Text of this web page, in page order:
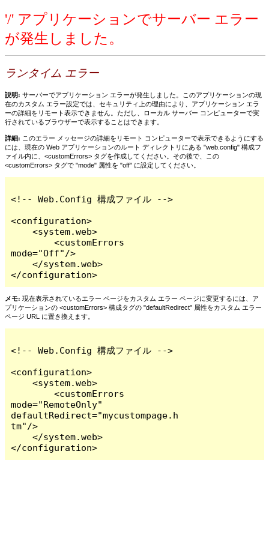
'/' アプリケーションでサーバー エラー
が発生しました。
ランタイム エラー
説明: サーバーでアプリケーション エラーが発生しました。このアプリケーションの現
在のカスタム エラー設定では、セキュリティ上の理由により、アプリケーション エラ
ーの詳細をリモート表示できません。ただし、ローカル サーバー コンピューターで実
行されているブラウザーで表示することはできます。
詳細: このエラー メッセージの詳細をリモート コンピューターで表示できるようにする
には、現在の Web アプリケーションのルート ディレクトリにある "web.config" 構成フ
ァイル内に、<customErrors> タグを作成してください。その後で、この
<customErrors> タグで "mode" 属性を "off" に設定してください。
<!-- Web.Config 構成ファイル -->
<configuration>
    <system.web>
        <customErrors
mode="Off"/>
    </system.web>
</configuration>
メモ: 現在表示されているエラー ページをカスタム エラー ページに変更するには、ア
プリケーションの <customErrors> 構成タグの "defaultRedirect" 属性をカスタム エラー
ページ URL に置き換えます。
<!-- Web.Config 構成ファイル -->
<configuration>
    <system.web>
        <customErrors
mode="RemoteOnly"
defaultRedirect="mycustompage.h
tm"/>
    </system.web>
</configuration>